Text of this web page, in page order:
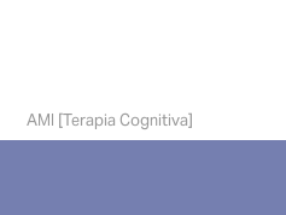
AMI [Terapia Cognitiva]